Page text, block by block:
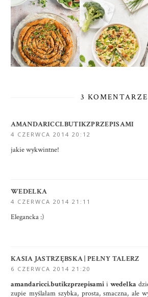
3 KOMENTARZE
AMANDARICCI.BUTIKZPRZEPISAMI
4 CZERWCA 2014 20:12
jakie wykwintne!
WEDELKA
4 CZERWCA 2014 21:11
Elegancka :)
KASIA JASTRZĘBSKA | PEŁNY TALERZ
6 CZERWCA 2014 21:20
amandaricci.butikzprzepisami iwedelka
zupie myślałam szybka, prosta, smaczna, ale